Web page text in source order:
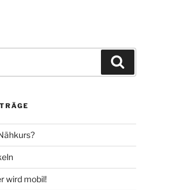
wird mobil!